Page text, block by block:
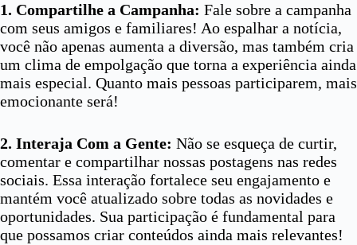
1. Compartilhe a Campanha: Fale sobre a campanha
com seus amigos e familiares! Ao espalhar a notícia,
você não apenas aumenta a diversão, mas também cria
um clima de empolgação que torna a experiência ainda
mais especial. Quanto mais pessoas participarem, mais
emocionante será!
2. Interaja Com a Gente: Não se esqueça de curtir,
comentar e compartilhar nossas postagens nas redes
sociais. Essa interação fortalece seu engajamento e
mantém você atualizado sobre todas as novidades e
oportunidades. Sua participação é fundamental para
que possamos criar conteúdos ainda mais relevantes!